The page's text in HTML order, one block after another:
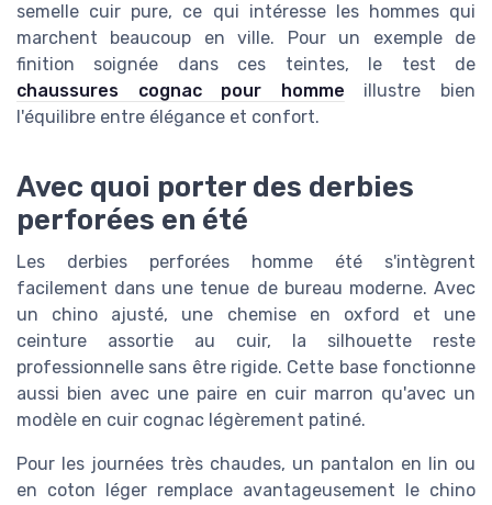
semelle cuir pure, ce qui intéresse les hommes qui
marchent beaucoup en ville. Pour un exemple de
finition soignée dans ces teintes, le test de
chaussures cognac pour homme illustre bien
l'équilibre entre élégance et confort.
Avec quoi porter des derbies
perforées en été
Les derbies perforées homme été s'intègrent
facilement dans une tenue de bureau moderne. Avec
un chino ajusté, une chemise en oxford et une
ceinture assortie au cuir, la silhouette reste
professionnelle sans être rigide. Cette base fonctionne
aussi bien avec une paire en cuir marron qu'avec un
modèle en cuir cognac légèrement patiné.
Pour les journées très chaudes, un pantalon en lin ou
en coton léger remplace avantageusement le chino